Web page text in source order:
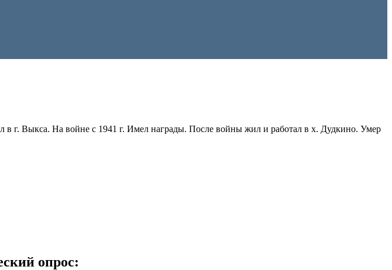
г. Выкса. На войне с 1941 г. Имел награды. После войны жил и работал в х. Дудкино. Умер
опрос: